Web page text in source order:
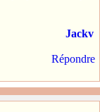
Jackv
Répondre